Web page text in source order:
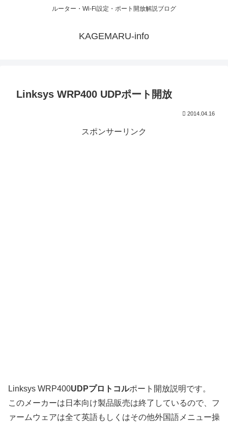
ルーター・Wi-Fi設定・ポート開放解説ブログ
KAGEMARU-info
Linksys WRP400 UDPポート開放
2014.04.16
スポンサーリンク
Linksys WRP400UDPプロトコルポート開放説明です。
このメーカーは日本向け製品販売は終了しているので、フ
ァームウェアは全て英語もしくはその他外国語メニュー操